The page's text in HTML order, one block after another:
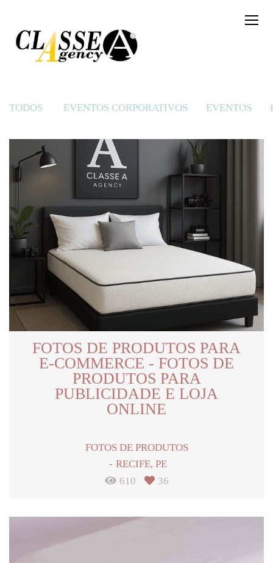
TODOS EVENTOS CORPORATIVOS EVENTOS
FOTOS DE PRODUTOS PARA
E-COMMERCE - FOTOS DE
PRODUTOS PARA
PUBLICIDADE E LOJA
ONLINE
FOTOS DE PRODUTOS
RECIFE, PE
610
36